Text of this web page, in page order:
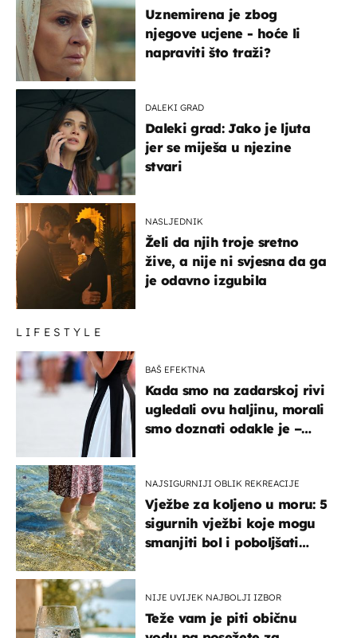
Uznemirena je zbog
njegove ucjene - hoće li
napraviti što traži?
DALEKI GRAD
Daleki grad: Jako je ljuta
jer se miješa u njezine
stvari
NASLJEDNIK
Želi da njih troje sretno
žive, a nije ni svjesna da ga
je odavno izgubila
LIFESTYLE
BAŠ EFEKTNA
Kada smo na zadarskoj rivi
ugledali ovu haljinu, morali
smo doznati odakle je –
NAJSIGURNIJI OBLIK REKREACIJE
Vježbe za koljeno u moru: 5
sigurnih vježbi koje mogu
smanjiti bol i poboljšati
NIJE UVIJEK NAJBOLJI IZBOR
Teže vam je piti običnu